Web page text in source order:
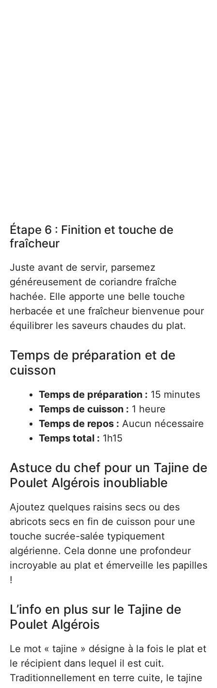
Étape 6 : Finition et touche de
fraîcheur
Juste avant de servir, parsemez
généreusement de coriandre fraîche
hachée. Elle apporte une belle touche
herbacée et une fraîcheur bienvenue pour
équilibrer les saveurs chaudes du plat.
Temps de préparation et de
cuisson
Temps de préparation : 15 minutes
Temps de cuisson : 1 heure
Temps de repos : Aucun nécessaire
Temps total : 1h15
Astuce du chef pour un Tajine de
Poulet Algérois inoubliable
Ajoutez quelques raisins secs ou des
abricots secs en fin de cuisson pour une
touche sucrée-salée typiquement
algérienne. Cela donne une profondeur
incroyable au plat et émerveille les papilles
!
L’info en plus sur le Tajine de
Poulet Algérois
Le mot « tajine » désigne à la fois le plat et
le récipient dans lequel il est cuit.
Traditionnellement en terre cuite, le tajine